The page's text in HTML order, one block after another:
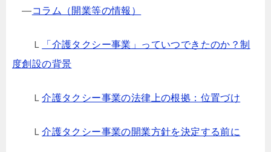
―コラム（開業等の情報）
Ｌ
「介護タクシー事業」っていつできたのか？制
度創設の背景
Ｌ介護タクシー事業の法律上の根拠：位置づけ
Ｌ介護タクシー事業の開業方針を決定する前に